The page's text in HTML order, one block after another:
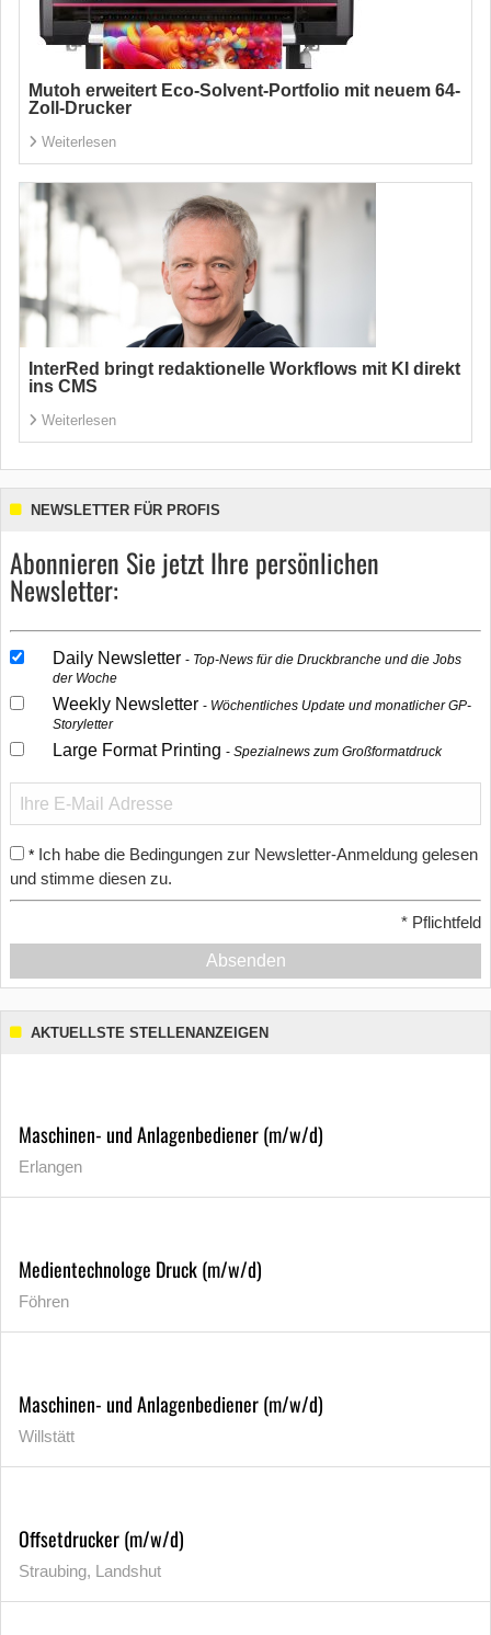
Mutoh erweitert Eco-Solvent-Portfolio mit neuem 64-
Zoll-Drucker
Weiterlesen
InterRed bringt redaktionelle Workflows mit KI direkt
ins CMS
Weiterlesen
NEWSLETTER FÜR PROFIS
Abonnieren Sie jetzt Ihre persönlichen
Newsletter:
Daily Newsletter
Top-News für die Druckbranche und die Jobs
der Woche
Weekly Newsletter
Wöchentliches Update und monatlicher GP-
Storyletter
Large Format Printing Spezialnews zum Großformatdruck
* Ich habe die Bedingungen zur Newsletter-Anmeldung gelesen
und stimme diesen zu.
* Pflichtfeld
Absenden
AKTUELLSTE STELLENANZEIGEN
Maschinen- und Anlagenbediener (m/w/d)
Erlangen
Medientechnologe Druck (m/w/d)
Föhren
Maschinen- und Anlagenbediener (m/w/d)
Willstätt
Offsetdrucker (m/w/d)
Straubing, Landshut